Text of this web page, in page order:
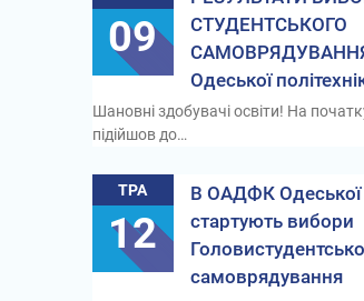
09
СТУДЕНТСЬКОГО
Одеської
Шановні здобувачі освіти! На
підійшов до…
ТРА
12
В ОАДФК Одеської
стартують вибори
самоврядування